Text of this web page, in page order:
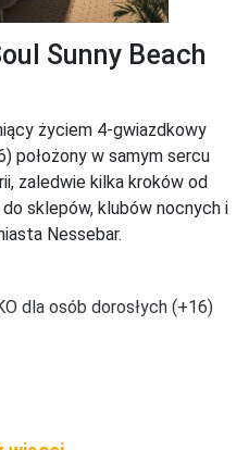
Sunny Beach
życiem 4-gwiazdkowy
położony w samym sercu
zaledwie kilka kroków od
sklepów, klubów nocnych i
Nessebar.
dla osób dorosłych (+16)